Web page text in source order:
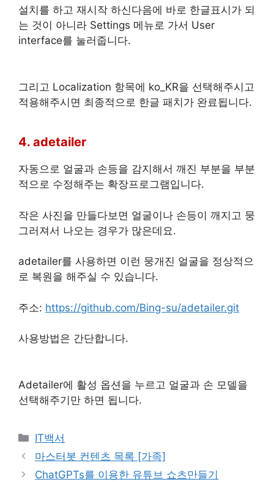
설치를 하고 재시작 하신다음에 바로 한글표시가 되
는 것이 아니라 Settings 메뉴로 가서 User
interface를 눌러줍니다.
그리고 Localization 항목에 ko_KR을 선택해주시고
적용해주시면 최종적으로 한글 패치가 완료됩니다.
4. adetailer
자동으로 얼굴과 손등을 감지해서 깨진 부분을 부분
적으로 수정해주는 확장프로그램입니다.
작은 사진을 만들다보면 얼굴이나 손등이 깨지고 뭉
그러져서 나오는 경우가 많은데요.
adetailer를 사용하면 이런 뭉개진 얼굴을 정상적으
로 복원을 해주실 수 있습니다.
주소: https://github.com/Bing-su/adetailer.git
사용방법은 간단합니다.
Adetailer에 활성 옵션을 누르고 얼굴과 손 모델을
선택해주기만 하면 됩니다.
Categories
IT백서
Post
navigation
마스터봇 컨텐츠 목록 [가족]
ChatGPTs를 이용한 유튜브 쇼츠만들기